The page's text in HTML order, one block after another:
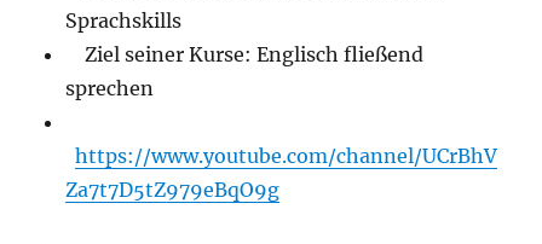
Sprachskills
Ziel seiner Kurse: Englisch fließend
sprechen
https://www.youtube.com/channel/UCrBhV
Za7t7D5tZ979eBqO9g